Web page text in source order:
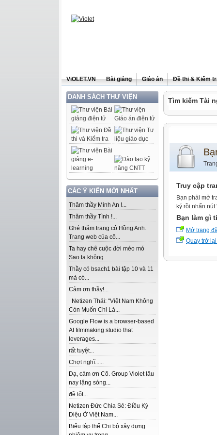
ViOLET.VN Bài giảng Giáo án Đề thi & Kiểm
DANH SÁCH THƯ VIỆN
CÁC Ý KIẾN MỚI NHẤT
Thăm thầy Minh An !...
Thăm thầy Tình !...
Ghé thăm trang cô Hồng Anh.
Trang web của cô...
Ta hay chê cuộc đời méo mó
Sao ta không...
Thầy có bsach1 bài tập 10 và 11
mà có...
Cảm ơn thầy!...
Netizen Thái: "Việt Nam Không
Còn Muốn Chỉ Là...
Google Flow is a browser-based
AI filmmaking studio that
leverages...
rất tuyệt...
Chợt nghĩ......
Dạ, cảm ơn Cô. Group Violet lâu
nay lặng sóng...
đề tốt...
Netizen Đức Chia Sẻ: Điều Kỳ
Diệu Ở Việt Nam...
Biểu tập thể Chi bộ xây dựng
Tìm kiếm Tài
Truy cập
Bạn phải mở
ký rồi nhấn
Bạn làm gì
Mở trang
Quay trở